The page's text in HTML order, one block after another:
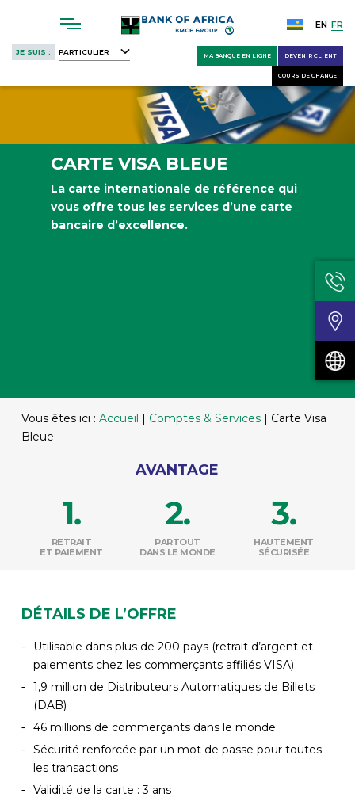
main
content
JE SUIS : PARTICULIER
FR
EN
DEVENIR CLIENT
MA BANQUE EN LIGNE
COURS DE CHANGE
CARTE VISA BLEUE
La carte internationale de référence qui
vous offre tous les services d’une carte
bancaire d’excellence.
Vous êtes ici : Accueil | Comptes & Services| Carte Visa
Bleue
AVANTAGE
RETRAIT
ET PAIEMENT
PARTOUT
DANS LE MONDE
HAUTEMENT
SÉCURISÉE
DÉTAILS DE L’OFFRE
Utilisable dans plus de 200 pays (retrait d’argent et
paiements chez les commerçants affiliés VISA)
1,9 million de Distributeurs Automatiques de Billets
(DAB)
46 millions de commerçants dans le monde
Sécurité renforcée par un mot de passe pour toutes
les transactions
Validité de la carte : 3 ans